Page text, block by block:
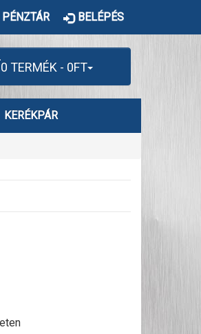
PÉNZTÁR BELÉPÉS
0 TERMÉK - 0FT
KERÉKPÁR